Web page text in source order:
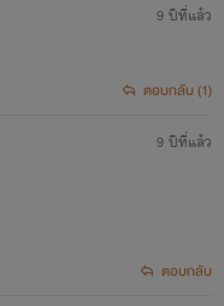
9 ปีที่แล้ว
ตอบกลับ (1)
9 ปีที่แล้ว
ตอบกลับ